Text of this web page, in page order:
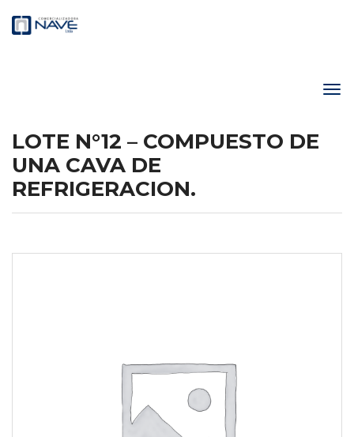
LOTE N°12 – COMPUESTO DE
UNA CAVA DE
REFRIGERACION.